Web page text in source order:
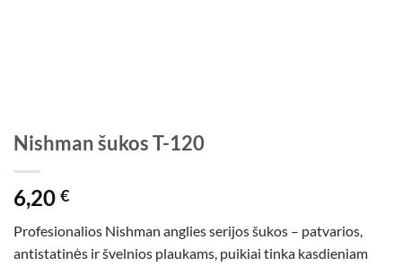
Nishman šukos T-120
6,20 €
Profesionalios Nishman anglies serijos šukos – patvarios,
antistatinės ir švelnios plaukams, puikiai tinka kasdieniam